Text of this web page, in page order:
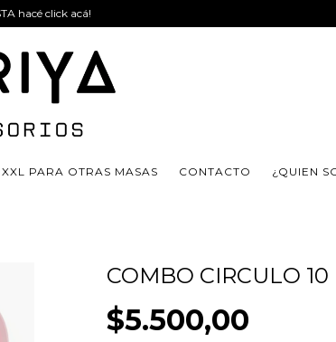
hacé click acá!
PARA OTRAS MASAS CONTACTO ¿QUIEN
COMBO CIRCULO
$5.500,00